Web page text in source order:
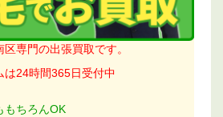
専門の出張買取です。
は24時間365日受付中
もちろんOK